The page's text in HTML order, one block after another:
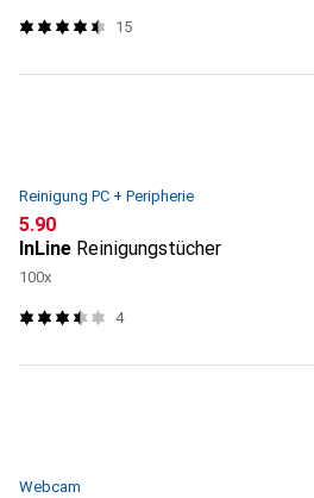
15
Reinigung PC + Peripherie
CHF
5.90
InLine Reinigungstücher
100x
4
Webcam